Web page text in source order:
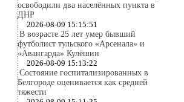
освободили два населённых пункта в
ДНР
2026-08-09 15:15:51
В возрасте 25 лет умер бывший
футболист тульского «Арсенала» и
«Авангарда» Кулёшин
2026-08-09 15:13:22
Состояние госпитализированных в
Белгороде оценивается как средней
тяжести